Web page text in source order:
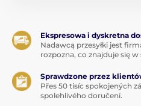
Ekspresowa i dyskretna
Nadawcą przesyłki jest
rozpozna, co znajduje się w
Sprawdzone przez
Přes 50 tisíc spokojených
spolehlivého doručení.